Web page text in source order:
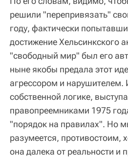
решили "перепривязать"
году, фактически
достижение Хельсинкского
"свободный мир" был его
ныне якобы предала этот
агрессором и нарушителем.
собственной логике,
правопреемниками 1975
"порядок на правилах". Но
разумеется, противостоим,
она далека от реальности и